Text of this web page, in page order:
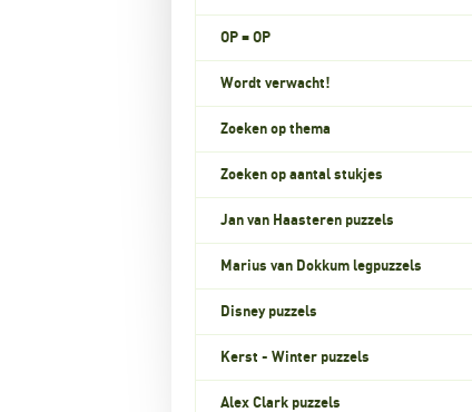
OP = OP
Wordt verwacht!
Zoeken op thema
Zoeken op aantal stukjes
Jan van Haasteren puzzels
Marius van Dokkum legpuzzels
Disney puzzels
Kerst - Winter puzzels
Alex Clark puzzels